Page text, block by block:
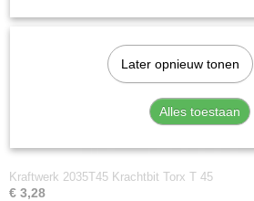
Kraftwerk 2035T45 Krachtbit Torx T 45
€ 3,28
Later opnieuw tonen
Alles toestaan